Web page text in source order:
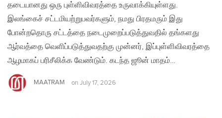
தடையானது ஒரு புள்ளிவிவரத்தை உருவாக்கியுள்ளது.
இலங்கைச் சட்டமியற்றுபவர்களும், நமது பிரதமரும் இது
போன்றதொரு சட்டத்தை நடைமுறைப்படுத்துவதில் தங்களது
ஆர்வத்தை வெளிப்படுத்துவதற்கு முன்னர், இப்புள்ளிவிவரத்தை
ஆழமாகப் பரிசீலிக்க வேண்டும். கடந்த ஜூன் மாதம்…
MAATRAM on July 17, 2026